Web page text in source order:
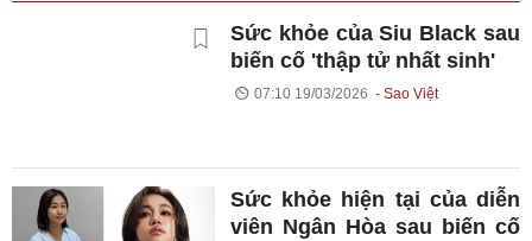
Sức khỏe của Siu Black sau
biến cố 'thập tử nhất sinh'
07:10 19/03/2026 Sao Việt
Sức khỏe hiện tại của diễn
viên Ngân Hòa sau biến cố